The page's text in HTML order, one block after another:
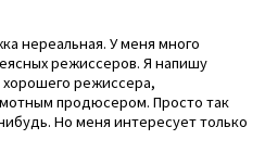
нереальная. У меня много
режиссеров. Я напишу
режиссера,
продюсером. Просто так
Но меня интересует только